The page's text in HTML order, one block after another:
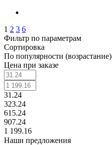
1 2 3 6
Фильтр по параметрам
Сортировка
По популярности (возрастание)
Цена при заказе
31.24
323.24
615.24
907.24
1 199.16
Наши предложения